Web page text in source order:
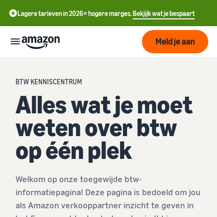
Lagere tarieven in 2026= hogere marges.Bekjijk wat je bespaart
Begin
met
verkopen
op
Amazon
Hoe te beginnen met
verkopen op Amazon
Neem die volgende stap om
een Amazon-verkoper te
worden
Verzenden
Fulfilment
Overzicht
Het vervullen van
klantenorders
Leer over geschikte
oplossingen om uw
Bereik
meer
klanten
Prijzen
Ken de
Hulpmiddelen
中
English
- GB
Meld je aan
BTW KENNISCENTRUM
Alles wat je moet
weten over btw
op één plek
Welkom op onze toegewijde btw-
informatiepagina! Deze pagina is bedoeld om jou
als Amazon verkooppartner inzicht te geven in